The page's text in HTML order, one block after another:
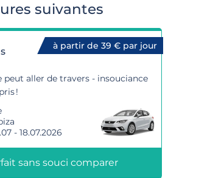
suivantes
à partir de 39 € par jour
peut aller de travers - insouciance
!
- 18.07.2026
sans souci comparer